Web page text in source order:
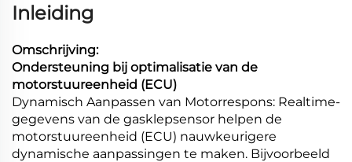
Inleiding
Omschrijving:
Ondersteuning bij optimalisatie van de
motorstuureenheid (ECU)
Dynamisch Aanpassen van Motorrespons: Realtime-
gegevens van de gasklepsensor helpen de
motorstuureenheid (ECU) nauwkeurigere
dynamische aanpassingen te maken. Bijvoorbeeld